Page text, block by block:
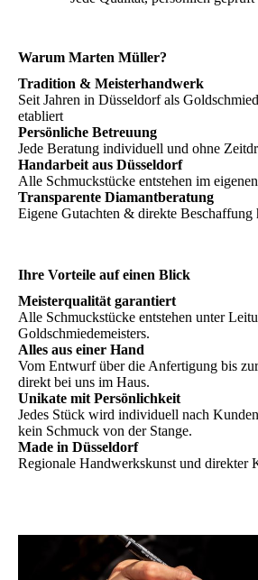
Warum Marten Müller?
Tradition & Meisterhandwerk
Seit Jahren in Düsseldorf als
etabliert
Persönliche Betreuung
Jede Beratung individuell und ohne
Handarbeit aus Düsseldorf
Alle Schmuckstücke entstehen im
Transparente Diamantberatung
Eigene Gutachten & direkte Beschaffung
Ihre Vorteile auf einen Blick
Meisterqualität garantiert
Alle Schmuckstücke entstehen unter
Goldschmiedemeisters.
Alles aus einer Hand
Vom Entwurf über die Anfertigung bis
direkt bei uns im Haus.
Unikate mit Persönlichkeit
Jedes Stück wird individuell nach
kein Schmuck von der Stange.
Made in Düsseldorf
Regionale Handwerkskunst und direkter